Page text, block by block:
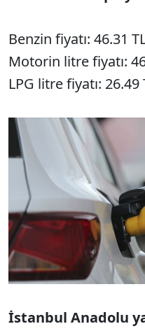
Benzin fiyatı: 46.31
Motorin litre fiyatı:
LPG litre fiyatı: 26.49
İstanbul Anadolu